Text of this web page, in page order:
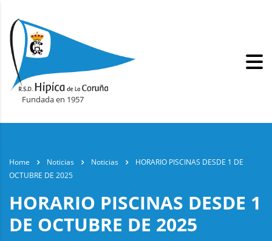
Fundada en 1957
Home Noticias Noticias
HORARIO PISCINAS DESDE 1 DE
OCTUBRE DE 2025
HORARIO PISCINAS DESDE 1
DE OCTUBRE DE 2025